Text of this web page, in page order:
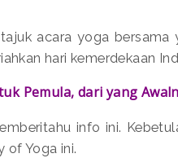
acara yoga
hari kemerdekaan
Pemula, dari yang
info ini.
of Yoga ini.